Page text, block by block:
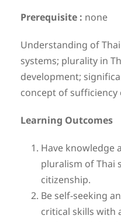
Prerequisite : none
Understanding of
systems; plurality in
development;
concept of
Learning Outcomes
Have knowledge
pluralism of Thai
citizenship.
Be self-seeking
critical skills with